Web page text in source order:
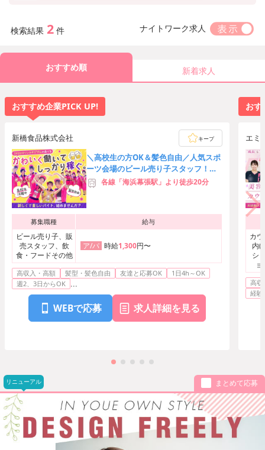
検索結果 2 件 ナイトワーク求人
おすすめ順 新着求人
おすすめ企業PICK UP!
新橋食品株式会社 キープ
＼高校生の方OK＆髪色自由／人気スポ
ーツ会場のビール売り子スタッフ！友
達応募歓迎★時給3,000円可
各線「海浜幕張駅」より徒歩20分
募集職種 給与
ビール売り子、販
売スタッフ、飲
食・フードその他
ア/パ 時給1,300円〜
高収入・高額 髪型・髪色自由 友達と応募OK
1日4h～OK
週2、3日からOK ...
WEBで応募 求人詳細を見る
おす
エミ
カ
内(
シ
ト
エ
高
経験
リニューアル まとめて応募